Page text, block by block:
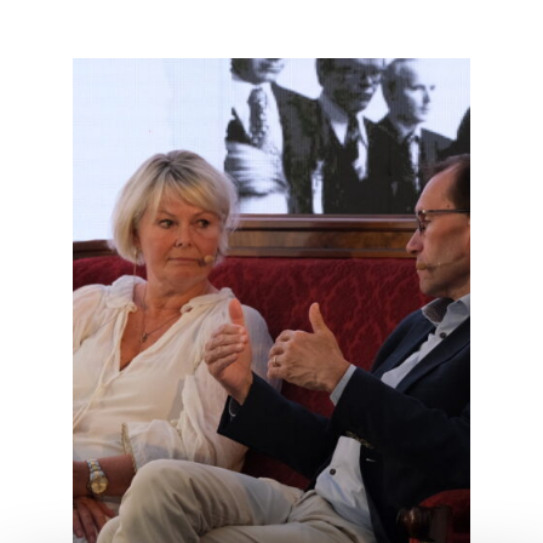
Read
article
"Møt
Helsingforskomiteen
på
Arendalsuka
2026"